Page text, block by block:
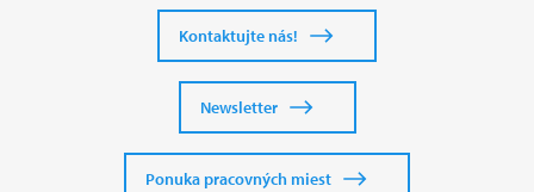
Kontaktujte nás!
Newsletter
Ponuka pracovných miest